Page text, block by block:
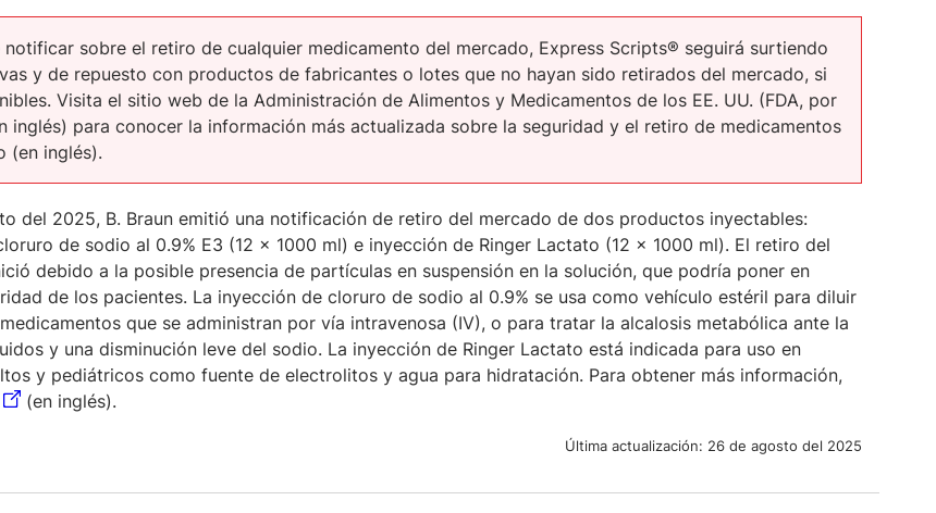
notificar sobre el retiro de cualquier medicamento del mercado, Express Scripts® seguirá surtiendo
y de repuesto con productos de fabricantes o lotes que no hayan sido retirados del mercado, si
Visita el sitio web de la Administración de Alimentos y Medicamentos de los EE. UU. (FDA, por
inglés) para conocer la información más actualizada sobre la seguridad y el retiro de medicamentos
(en inglés).
del 2025, B. Braun emitió una notificación de retiro del mercado de dos productos inyectables:
de sodio al 0.9% E3 (12 x 1000 ml) e inyección de Ringer Lactato (12 x 1000 ml). El retiro del
debido a la posible presencia de partículas en suspensión en la solución, que podría poner en
de los pacientes. La inyección de cloruro de sodio al 0.9% se usa como vehículo estéril para diluir
que se administran por vía intravenosa (IV), o para tratar la alcalosis metabólica ante la
y una disminución leve del sodio. La inyección de Ringer Lactato está indicada para uso en
y pediátricos como fuente de electrolitos y agua para hidratación. Para obtener más información,
(en inglés).
Última actualización: 26 de agosto del 2025